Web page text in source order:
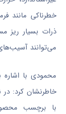
خطرناکی مانند
ذرات بسیار ریز
می‌توانند
محمودی با اشاره
خاطرنشان کرد: در
با برچسب